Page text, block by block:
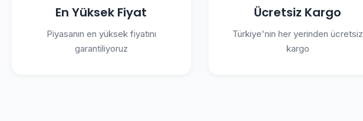
En Yüksek Fiyat
Piyasanın en yüksek fiyatını
garantiliyoruz
Ücretsiz Kargo
Türkiye'nin her yerinden ücretsiz
kargo